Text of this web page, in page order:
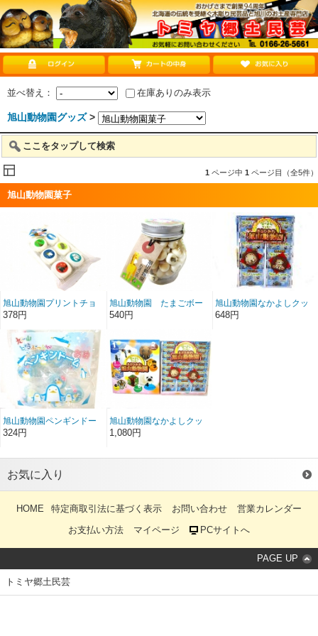
並べ替え： 在庫ありのみ表示
旭山動物園グッズ>
ここをタップして検索
1 ページ中 1 ページ目（全5件）
旭山動物園菓子
旭山動物園プリントチョ
コマシュマロ
378円
旭山動物園 たまごボー
ロ
540円
旭山動物園なかよしクッ
キーＳ
648円
旭山動物園ペンギンドー
ムあめ
324円
旭山動物園なかよしクッ
キーL
1,080円
お気に入り
HOME 特定商取引法に基づく表示 お問い合わせ
営業カレンダー
お支払い方法
マイページ PCサイトへ
PAGE UP
トミヤ郷土民芸